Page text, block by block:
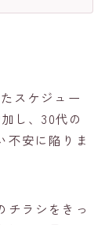
スケジュー
し、30代の
不安に陥りま
チラシをきっ